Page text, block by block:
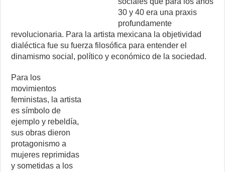
30 y 40 era una praxis
profundamente
revolucionaria. Para la artista mexicana la objetividad
dialéctica fue su fuerza filosófica para entender el
dinamismo social, político y económico de la sociedad.
Para los
movimientos
feministas, la artista
es símbolo de
ejemplo y rebeldía,
sus obras dieron
protagonismo a
mujeres reprimidas
y sometidas a los